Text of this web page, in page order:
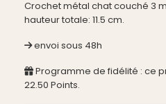
Crochet métal chat couché 3
hauteur totale: 11.5 cm.
envoi sous 48h
Programme de fidélité : ce
22.50 Points.